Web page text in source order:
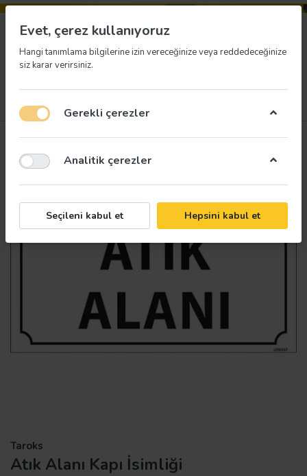
Taroks
Atık Alanı Kapı İsimliği
Evet, çerez kullanıyoruz
Hangi tanımlama bilgilerine izin vereceğinize veya reddedeceğinize
siz karar verirsiniz.
Gerekli çerezler
Analitik çerezler
Seçileni kabul et Hepsini kabul et